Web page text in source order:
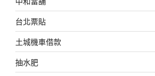
台北票貼
土城機車借款
抽水肥